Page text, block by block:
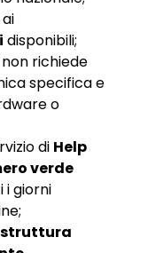
disponibili;
non richiede
specifica e
o
di Help
verde
i giorni